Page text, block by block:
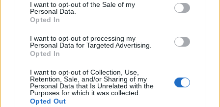
I want to opt-out of the Sale of my
Personal Data.
Opted In
I want to opt-out of processing my
Personal Data for Targeted Advertising.
Opted In
I want to opt-out of Collection, Use,
Retention, Sale, and/or Sharing of my
Personal Data that Is Unrelated with the
Purposes for which it was collected.
Opted Out
μας πολιτισμό, πράγμα που σημαίνει ότι
κάποιοι δεν πρέπει να φτύνουν εκεί που
έγλυφαν 4 χρόνια τώρα, ούτε να γλύφουν εκεί
που έφτυναν μέχρι τις 25 Μαίου.
Ευχαριστώ